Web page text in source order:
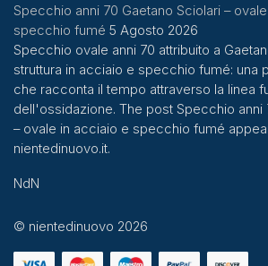
Specchio anni 70 Gaetano Sciolari –
specchio fumé 5 Agosto 2026
Specchio ovale anni 70 attribuito a
struttura in acciaio e specchio fumé: una
che racconta il tempo attraverso la linea
dell'ossidazione. The post Specchio anni
– ovale in acciaio e specchio fumé
nientedinuovo.it.
NdN
© nientedinuovo 2026